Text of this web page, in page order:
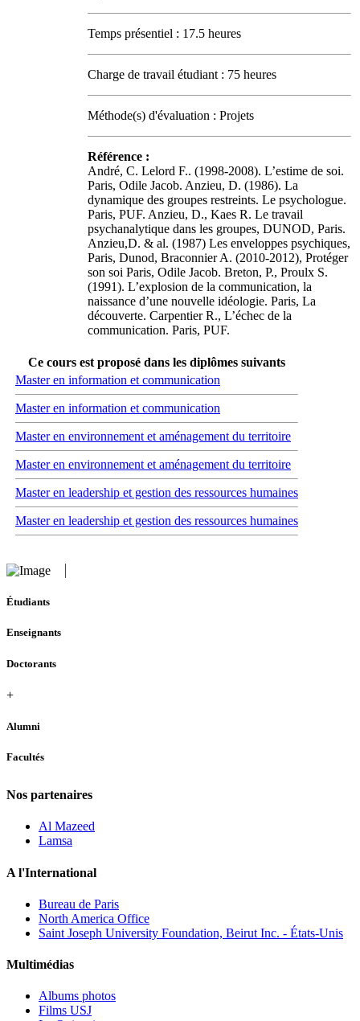
Temps présentiel : 17.5 heures
Charge de travail étudiant : 75 heures
Méthode(s) d'évaluation : Projets
Référence :
André, C. Lelord F.. (1998-2008). L’estime de soi.
Paris, Odile Jacob. Anzieu, D. (1986). La
dynamique des groupes restreints. Le psychologue.
Paris, PUF. Anzieu, D., Kaes R. Le travail
psychanalytique dans les groupes, DUNOD, Paris.
Anzieu,D. & al. (1987) Les enveloppes psychiques,
Paris, Dunod, Braconnier A. (2010-2012), Protéger
son soi Paris, Odile Jacob. Breton, P., Proulx S.
(1991). L’explosion de la communication, la
naissance d’une nouvelle idéologie. Paris, La
découverte. Carpentier R., L’échec de la
communication. Paris, PUF.
Ce cours est proposé dans les diplômes suivants
Master en information et communication
Master en information et communication
Master en environnement et aménagement du territoire
Master en environnement et aménagement du territoire
Master en leadership et gestion des ressources humaines
Master en leadership et gestion des ressources humaines
Étudiants
Enseignants
Doctorants
+
Alumni
Facultés
Nos partenaires
Al Mazeed
Lamsa
A l'International
Bureau de Paris
North America Office
Saint Joseph University Foundation, Beirut Inc. - États-Unis
Multimédias
Albums photos
Films USJ